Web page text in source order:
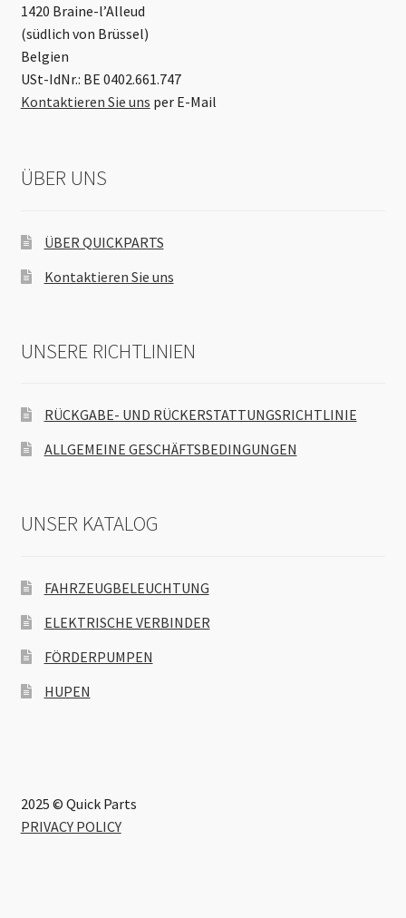
1420 Braine-l’Alleud
(südlich von Brüssel)
Belgien
USt-IdNr.: BE 0402.661.747
Kontaktieren Sie uns per E-Mail
ÜBER UNS
ÜBER QUICKPARTS
Kontaktieren Sie uns
UNSERE RICHTLINIEN
RÜCKGABE- UND RÜCKERSTATTUNGSRICHTLINIE
ALLGEMEINE GESCHÄFTSBEDINGUNGEN
UNSER KATALOG
FAHRZEUGBELEUCHTUNG
ELEKTRISCHE VERBINDER
FÖRDERPUMPEN
HUPEN
2025 © Quick Parts
PRIVACY POLICY